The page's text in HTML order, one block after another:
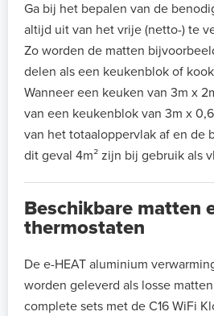
Ga bij het bepalen van de
altijd uit van het vrije (netto-) te
Zo worden de matten
delen als een keukenblok of
Wanneer een keuken van 3m x
van een keukenblok van 3m x
van het totaaloppervlak af en de
dit geval 4m² zijn bij gebruik als
Beschikbare matten
thermostaten
De e-HEAT aluminium
worden geleverd als losse
complete sets met de C16 WiFi